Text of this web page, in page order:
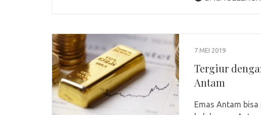
7 MEI 2019
Tergiur
Antam
Emas Antam